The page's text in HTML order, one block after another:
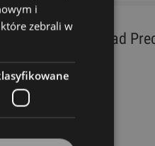
- Music Nomad
i
zebrali w